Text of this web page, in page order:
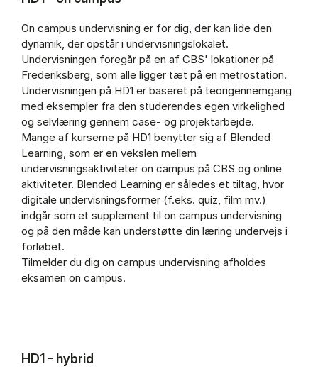
On campus undervisning er for dig, der kan lide den
dynamik, der opstår i undervisningslokalet.
Undervisningen foregår på en af CBS' lokationer på
Frederiksberg, som alle ligger tæt på en metrostation.
Undervisningen på HD1 er baseret på teorigennemgang
med eksempler fra den studerendes egen virkelighed
og selvlæring gennem case- og projektarbejde.
Mange af kurserne på HD1 benytter sig af Blended
Learning, som er en vekslen mellem
undervisningsaktiviteter on campus på CBS og online
aktiviteter. Blended Learning er således et tiltag, hvor
digitale undervisningsformer (f.eks. quiz, film mv.)
indgår som et supplement til on campus undervisning
og på den måde kan understøtte din læring undervejs i
forløbet.
Tilmelder du dig on campus undervisning afholdes
eksamen on campus.
HD1 - hybrid